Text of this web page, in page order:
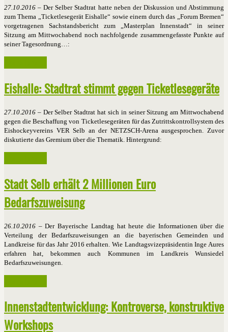
27.10.2016 – Der Selber Stadtrat hatte neben der Diskussion und Abstimmung
zum Thema „Ticketlesegerät Eishalle“ sowie einem durch das „Forum Bremen“
vorgetragenen Sachstandsbericht zum „Masterplan Innenstadt“ in seiner
Sitzung am Mittwochabend noch nachfolgende zusammengefasste Punkte auf
seiner Tagesordnung…:
Eishalle: Stadtrat stimmt gegen Ticketlesegeräte
27.10.2016 – Der Selber Stadtrat hat sich in seiner Sitzung am Mittwochabend
gegen die Beschaffung von Ticketlesegeräten für das Zutrittskontrollsystem des
Eishockeyvereins VER Selb an der NETZSCH-Arena ausgesprochen. Zuvor
diskutierte das Gremium über die Thematik. Hintergrund:
Stadt Selb erhält 2 Millionen Euro
Bedarfszuweisung
26.10.2016 – Der Bayerische Landtag hat heute die Informationen über die
Verteilung der Bedarfszuweisungen an die bayerischen Gemeinden und
Landkreise für das Jahr 2016 erhalten. Wie Landtagsvizepräsidentin Inge Aures
erfahren hat, bekommen auch Kommunen im Landkreis Wunsiedel
Bedarfszuweisungen.
Innenstadtentwicklung: Kontroverse, konstruktive
Workshops